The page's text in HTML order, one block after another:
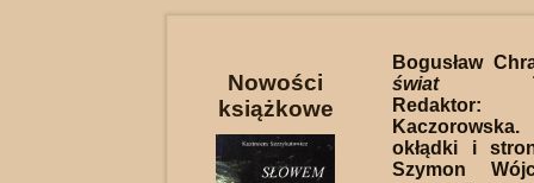
Nowości
książkowe
Bogusław
świat
okłądki i
Szymon